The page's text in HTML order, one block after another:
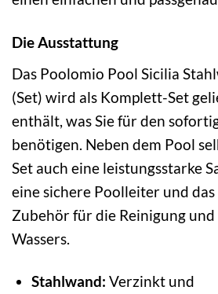
Die Ausstattung
Das Poolomio Pool Sicilia
(Set) wird als Komplett-Set
enthält, was Sie für den
benötigen. Neben dem Pool
Set auch eine leistungsstarke
eine sichere Poolleiter und
Zubehör für die Reinigung und
Wassers.
Stahlwand: Verzinkt und